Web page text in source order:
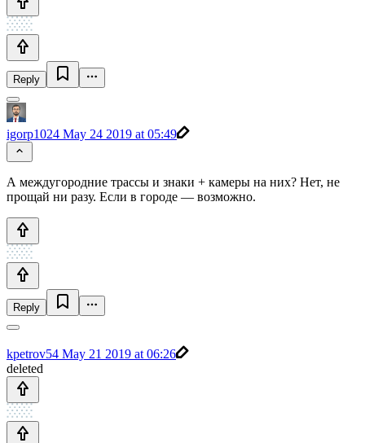
Reply
igorp1024 May 24 2019 at 05:49
А междугородние трассы и знаки + камеры на них? Нет, не
прощай ни разу. Если в городе — возможно.
Reply
kpetrov54 May 21 2019 at 06:26
deleted